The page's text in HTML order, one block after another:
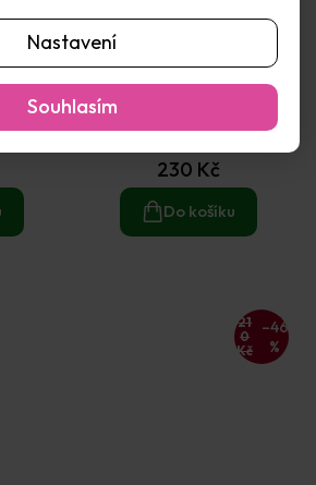
Nastavení
Souhlasímprůměr 24mm růže
230 Kč
Do košíku
21
0
Kč
–46
%